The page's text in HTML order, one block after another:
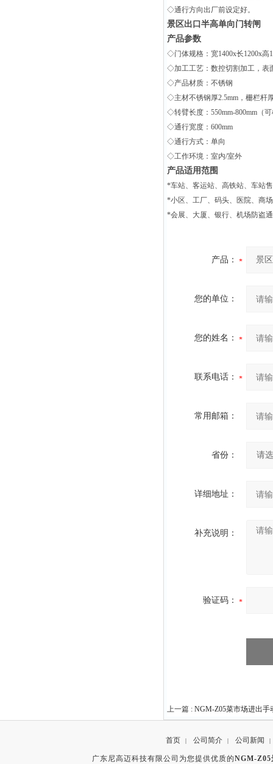
◇通行方向出厂前设定好。
景区出口半高单向门转闸
产品参数
◇门体规格：宽1400x长1200x高
◇加工工艺：数控切割加工，表
◇产品材质：不锈钢
◇主材不锈钢厚2.5mm，栅栏杆
◇转臂长度：550mm-800mm（
◇通行宽度：600mm
◇通行方式：单向
◇工作环境：室内/室外
产品适用范围
*车站、客运站、高铁站、车站
*小区、工厂、码头、医院、商
*会展、大厦、银行、机场防盗
产品：
您的单位：
您的姓名：
联系电话：
常用邮箱：
省份：
详细地址：
补充说明：
验证码：
上一篇 : NGM-Z05菜市场进出手
首页 | 公司简介 | 公司新闻 |
广东尼高迈科技有限公司为您提供优质的NGM-Z05